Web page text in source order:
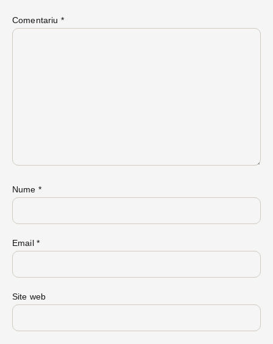
Comentariu *
Nume *
Email *
Site web